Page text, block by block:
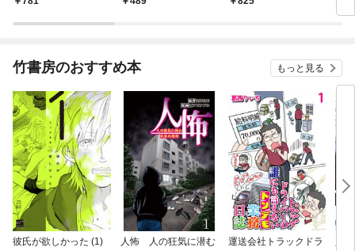
竹書房のおすすめ本 もっと見る
彼氏が欲しかった (1)
人怖 人の狂気に潜む
運送会社トラックドラ